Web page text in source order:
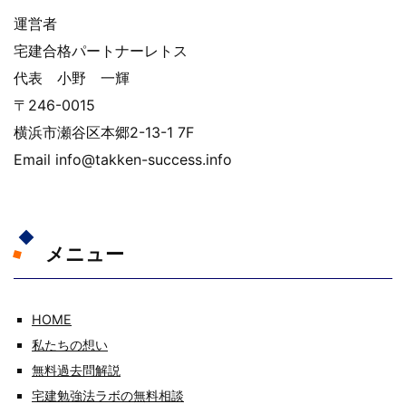
運営者
宅建合格パートナーレトス
代表 小野 一輝
〒246-0015
横浜市瀬谷区本郷2-13-1 7F
Email info@takken-success.info
メニュー
HOME
私たちの想い
無料過去問解説
宅建勉強法ラボの無料相談